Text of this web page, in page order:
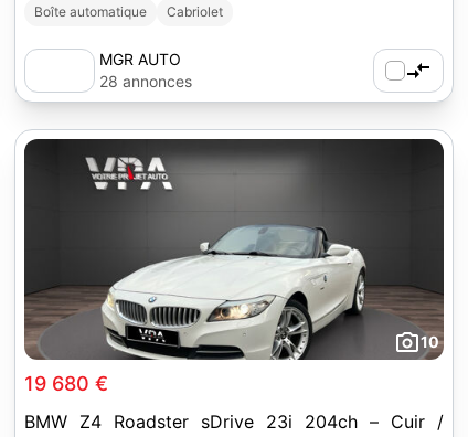
Boîte automatique
Cabriolet
MGR AUTO
28 annonces
10
19 680 €
BMW Z4 Roadster sDrive 23i 204ch – Cuir /